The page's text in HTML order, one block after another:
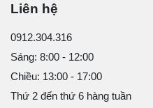
Liên hệ
0912.304.316
Sáng: 8:00 - 12:00
Chiều: 13:00 - 17:00
Thứ 2 đến thứ 6 hàng tuần